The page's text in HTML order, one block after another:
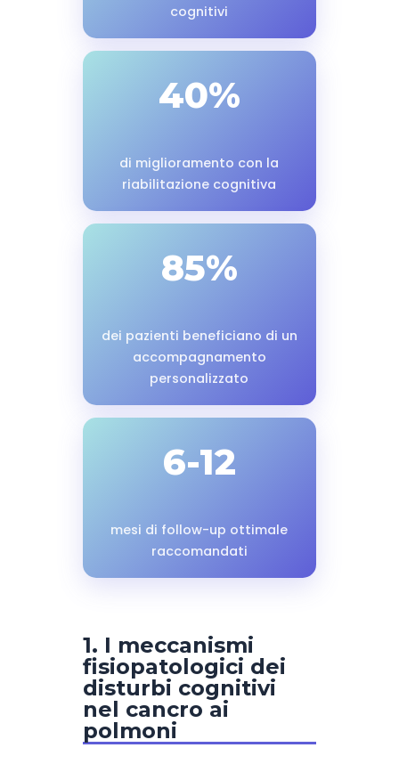
cognitivi
40%
di miglioramento con la
riabilitazione cognitiva
85%
dei pazienti beneficiano di un
accompagnamento
personalizzato
6-12
mesi di follow-up ottimale
raccomandati
1. I meccanismi
fisiopatologici dei
disturbi cognitivi
nel cancro ai
polmoni